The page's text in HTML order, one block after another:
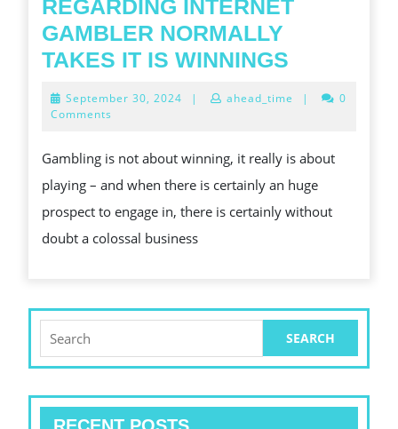
REGARDING INTERNET
GAMBLER NORMALLY
TAKES IT IS WINNINGS
HUGE:
THE
IT
September 30, 2024 September
| ahead_time |
0
Comments
Gambling is not about winning, it really is about
playing – and when there is certainly an huge
prospect to engage in, there is certainly without
doubt a colossal business
for: